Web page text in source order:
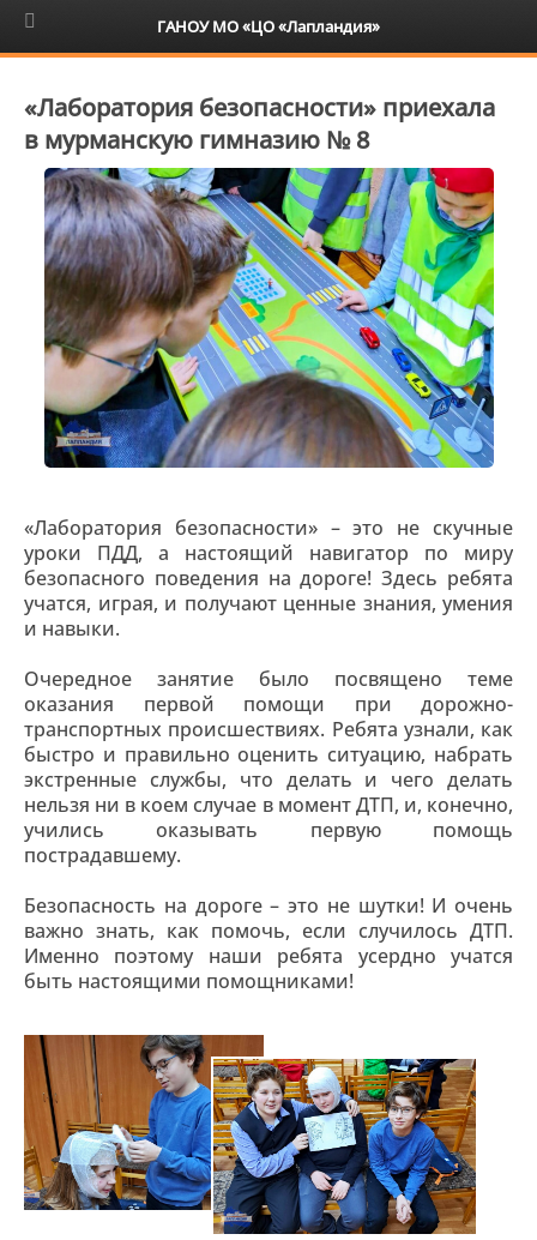
6+
«Лаборатория безопасности» приехала
в мурманскую гимназию № 8
«Лаборатория безопасности» – это не скучные
уроки ПДД, а настоящий навигатор по миру
безопасного поведения на дороге! Здесь ребята
учатся, играя, и получают ценные знания, умения
и навыки.
Очередное занятие было посвящено теме
оказания первой помощи при дорожно-
транспортных происшествиях. Ребята узнали, как
быстро и правильно оценить ситуацию, набрать
экстренные службы, что делать и чего делать
нельзя ни в коем случае в момент ДТП, и, конечно,
учились оказывать первую помощь
пострадавшему.
Безопасность на дороге – это не шутки! И очень
важно знать, как помочь, если случилось ДТП.
Именно поэтому наши ребята усердно учатся
быть настоящими помощниками!
ГАНОУ МО «ЦО «Лапландия»